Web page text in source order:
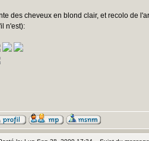
des cheveux en blond clair, et recolo de
n'est):